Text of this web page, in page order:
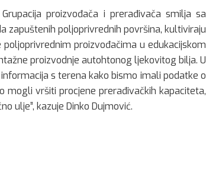
proizvođača i prerađivača smilja sa
zapuštenih poljoprivrednih površina, kultiviraju
proizvođačima u edukacijskom
proizvodnje autohtonog ljekovitog bilja. U
s terena kako bismo imali podatke o
mogli vršiti procjene prerađivačkih kapaciteta,
ulje”, kazuje Dinko Dujmović.